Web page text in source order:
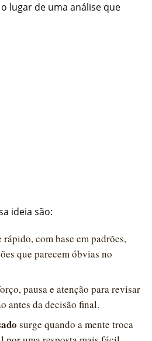
lugar de uma análise que
ideia são:
rápido, com base em padrões,
que parecem óbvias no
pausa e atenção para revisar
antes da decisão final.
surge quando a mente troca